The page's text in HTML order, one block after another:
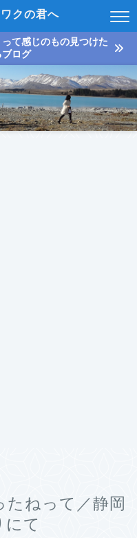
クの君へ
て感じのもの見つけた
ブログ
たねって／静岡
にて